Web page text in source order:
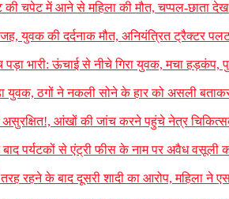
की चपेट में आने से महिला की मौत, चप्पल-छाता
युवक की दर्दनाक मौत, अनियंत्रित ट्रैक्टर
पड़ा भारी: ऊंचाई से नीचे गिरा युवक, मचा
ठगों ने नकली सोने के हार को असली बताकर
असुरक्षित!, आंखों की जांच करने पहुंचे नेत्र
पर्यटकों से एंट्री फीस के नाम पर अवैध वसूली
रहने के बाद दूसरी शादी का आरोप, महिला